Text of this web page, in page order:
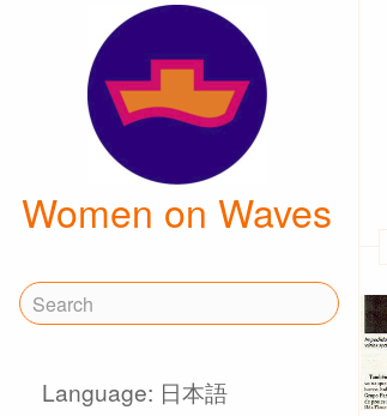
Women on Waves
Language: 日本語